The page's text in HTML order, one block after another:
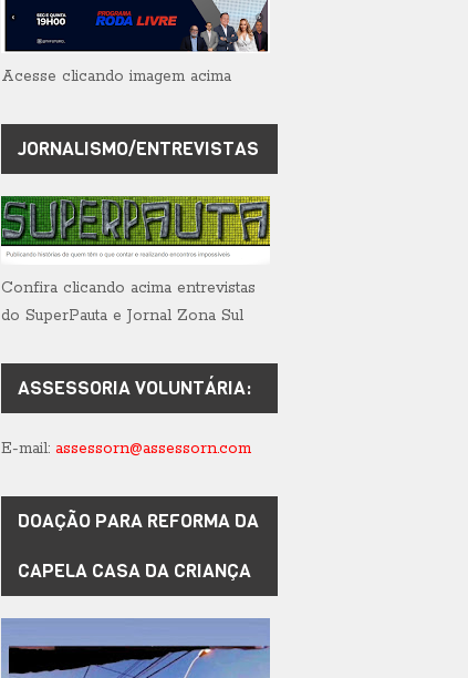
Acesse clicando imagem acima
JORNALISMO/ENTREVISTAS
Confira clicando acima entrevistas
do SuperPauta e Jornal Zona Sul
ASSESSORIA VOLUNTÁRIA:
E-mail: assessorn@assessorn.com
DOAÇÃO PARA REFORMA DA
CAPELA CASA DA CRIANÇA